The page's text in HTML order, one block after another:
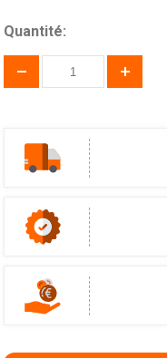
Quantité: